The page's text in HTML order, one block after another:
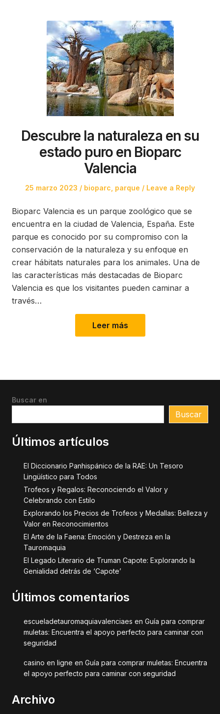
Descubre la naturaleza en su
estado puro en Bioparc
Valencia
Posted
25 marzo 2023
Posted
bioparc parque Leave a Reply
Bioparc Valencia es un parque zoológico que se
encuentra en la ciudad de Valencia, España. Este
parque es conocido por su compromiso con la
conservación de la naturaleza y su enfoque en
crear hábitats naturales para los animales. Una de
las características más destacadas de Bioparc
Valencia es que los visitantes pueden caminar a
través…
Leer más
Buscar en
Buscar
Últimos artículos
El Diccionario Panhispánico de la RAE: Un Tesoro
Lingüístico para Todos
Trofeos y Regalos: Reconociendo el Valor y
Celebrando con Estilo
Explorando los Precios de Trofeos y Medallas: Belleza y
Valor en Reconocimientos
El Arte de la Faena: Emoción y Destreza en la
Tauromaquia
El Legado Literario de Truman Capote: Explorando la
Genialidad detrás de ‘Capote’
Últimos comentarios
escueladetauromaquiavalenciaes en Guía para comprar
muletas: Encuentra el apoyo perfecto para caminar con
seguridad
casino en ligne en Guía para comprar muletas: Encuentra
el apoyo perfecto para caminar con seguridad
Archivo